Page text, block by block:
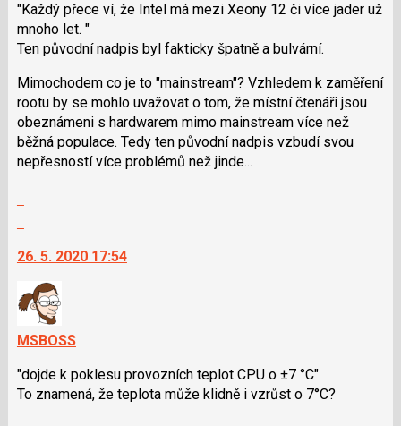
"Každý přece ví, že Intel má mezi Xeony 12 či více jader už
mnoho let. "
Ten původní nadpis byl fakticky špatně a bulvární.
Mimochodem co je to "mainstream"? Vzhledem k zaměření
rootu by se mohlo uvažovat o tom, že místní čtenáři jsou
obeznámeni s hardwarem mimo mainstream více než
běžná populace. Tedy ten původní nadpis vzbudí svou
nepřesností více problémů než jinde...
další
názor.
K
navigaci
použít
i
26. 5. 2020 17:54
MSBOSS
"dojde k poklesu provozních teplot CPU o ±7 °C"
To znamená, že teplota může klidně i vzrůst o 7°C?